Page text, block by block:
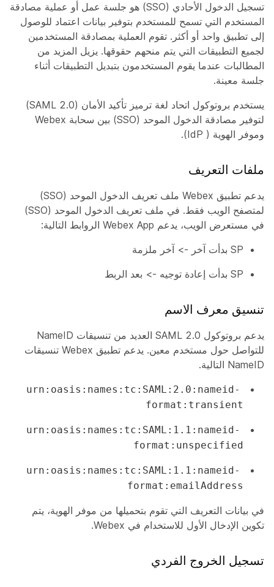
تسجيل الدخول الأحادي (SSO) هو جلسة عمل أو عملية مصادقة
المستخدم التي تسمح للمستخدم بتوفير بيانات اعتماد للوصول
إلى تطبيق واحد أو أكثر. تقوم العملية بمصادقة المستخدمين
لجميع التطبيقات التي يتم منحهم حقوقها. يزيل المزيد من
المطالبات عندما يقوم المستخدمون بتبديل التطبيقات أثناء
جلسة معينة.
يستخدم بروتوكول اتحاد لغة ترميز تأكيد الأمان (SAML 2.0)
لتوفير مصادقة الدخول الموحد (SSO) بين سحابة Webex
وموفر الهوية ( IdP).
ملفات التعريف
يدعم تطبيق Webex ملف تعريف الدخول الموحد (SSO)
لمتصفح الويب فقط. في ملف تعريف الدخول الموحد (SSO)
في مستعرض الويب، يدعم Webex App الروابط التالية:
SP بدأت آخر -> آخر ملزمة
SP بدأت إعادة توجيه -> بعد الربط
تنسيق معرف الاسم
يدعم بروتوكول SAML 2.0 العديد من تنسيقات NameID
للتواصل حول مستخدم معين. يدعم تطبيق Webex تنسيقات
NameID التالية.
urn:oasis:names:tc:SAML:2.0:nameid-
format:transient
urn:oasis:names:tc:SAML:1.1:nameid-
format:unspecified
urn:oasis:names:tc:SAML:1.1:nameid-
format:emailAddress
في بيانات التعريف التي تقوم بتحميلها من موفر الهوية، يتم
تكوين الإدخال الأول للاستخدام في Webex.
تسجيل الخروج الفردي